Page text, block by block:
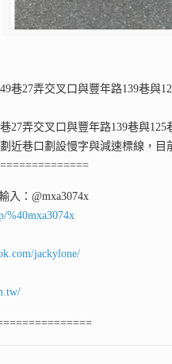
巷27弄交叉口與豐年路139巷與
27弄交叉口與豐年路139巷與
近巷口劃設慢字與減速標線，
入：@mxa3074x
%40mxa3074x
jackylone/